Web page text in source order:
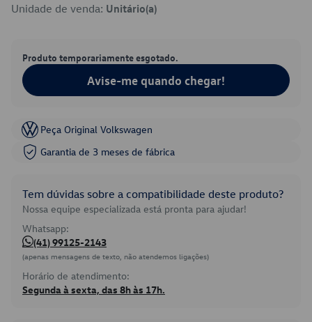
Unidade de venda: Unitário(a)
Produto temporariamente esgotado.
Avise-me quando chegar!
Peça Original Volkswagen
Garantia de 3 meses de fábrica
Tem dúvidas sobre a compatibilidade deste produto?
Nossa equipe especializada está pronta para ajudar!
Whatsapp:
(41) 99125-2143
(apenas mensagens de texto, não atendemos ligações)
Horário de atendimento:
Segunda à sexta, das 8h às 17h.